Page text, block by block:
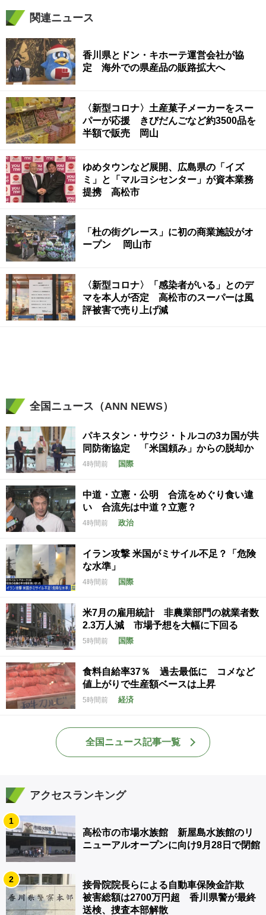
関連ニュース
香川県とドン・キホーテ運営会社が協
定 海外での県産品の販路拡大へ
〈新型コロナ〉土産菓子メーカーをスー
パーが応援 きびだんごなど約3500品を
半額で販売 岡山
ゆめタウンなど展開、広島県の「イズ
ミ」と「マルヨシセンター」が資本業務
提携 高松市
「杜の街グレース」に初の商業施設がオ
ープン 岡山市
〈新型コロナ〉「感染者がいる」とのデ
マを本人が否定 高松市のスーパーは風
評被害で売り上げ減
全国ニュース（ANN NEWS）
パキスタン・サウジ・トルコの3カ国が共
同防衛協定 「米国頼み」からの脱却か
4時間前 国際
中道・立憲・公明 合流をめぐり食い違
い 合流先は中道？立憲？
4時間前 政治
イラン攻撃 米国がミサイル不足？「危険
な水準」
4時間前 国際
米7月の雇用統計 非農業部門の就業者数
2.3万人減 市場予想を大幅に下回る
5時間前 国際
食料自給率37％ 過去最低に コメなど
値上がりで生産額ベースは上昇
5時間前 経済
全国ニュース記事一覧
アクセスランキング
1
高松市の市場水族館 新屋島水族館のリ
ニューアルオープンに向け9月28日で閉館
2
接骨院院長らによる自動車保険金詐欺
被害総額は2700万円超 香川県警が最終
送検、捜査本部解散